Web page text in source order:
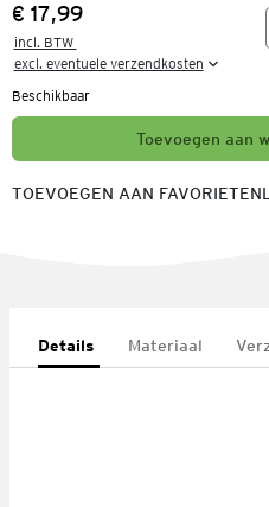
Prijs:
€ 17,99
incl. BTW
excl. eventuele verzendkosten
Beschikbaar
Toevoegen aan
TOEVOEGEN AAN
Details Materiaal